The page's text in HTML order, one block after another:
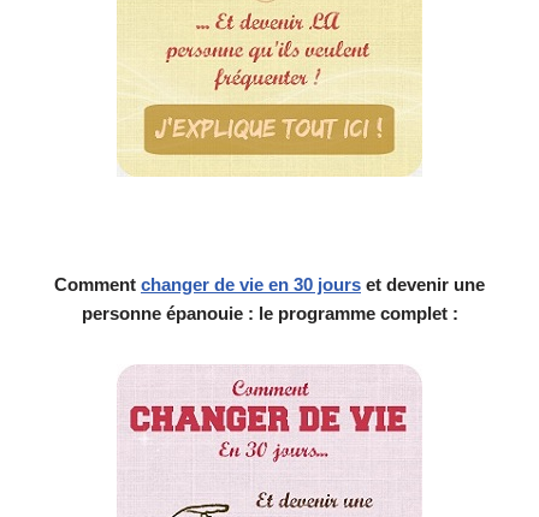
Comment changer de vie en 30 jours et devenir une
personne épanouie : le programme complet :